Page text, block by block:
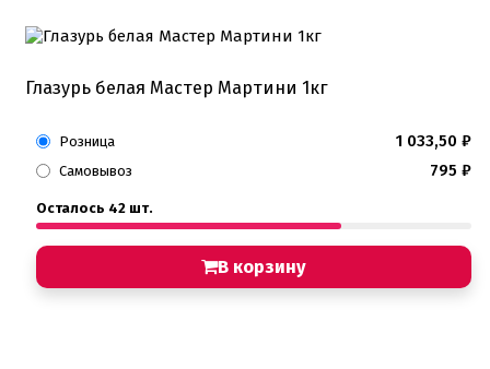
Глазурь белая Мастер Мартини 1кг
Розница 1 033,50 ₽
Самовывоз 795 ₽
Осталось 42 шт.
В корзину